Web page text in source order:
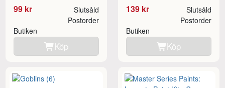
99 kr Slutsåld
Butiken
Postorder
Köp
139 kr Slutsåld
Butiken
Postorder
Köp